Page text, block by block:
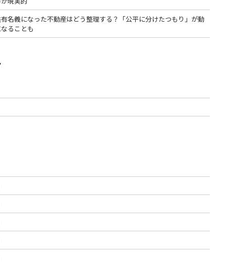
名義になった不動産はどう整理する？「公平に分けたつもり」が動
ることも